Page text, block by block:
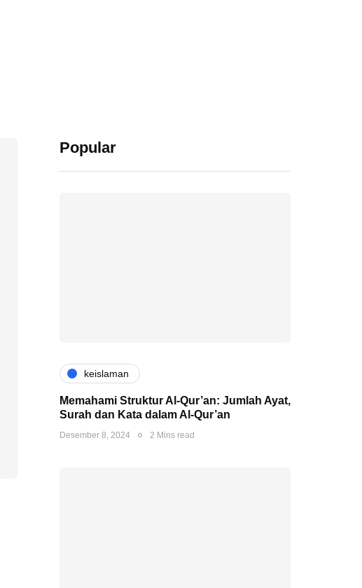
Popular
keislaman
Memahami Struktur Al-Qur’an: Jumlah Ayat,
Surah dan Kata dalam Al-Qur’an
Desember 8, 2024 2 Mins read